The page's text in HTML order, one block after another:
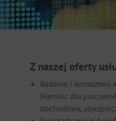
Z naszej oferty
Badanie i doradztwo
Niemiec dla
dochodowy,